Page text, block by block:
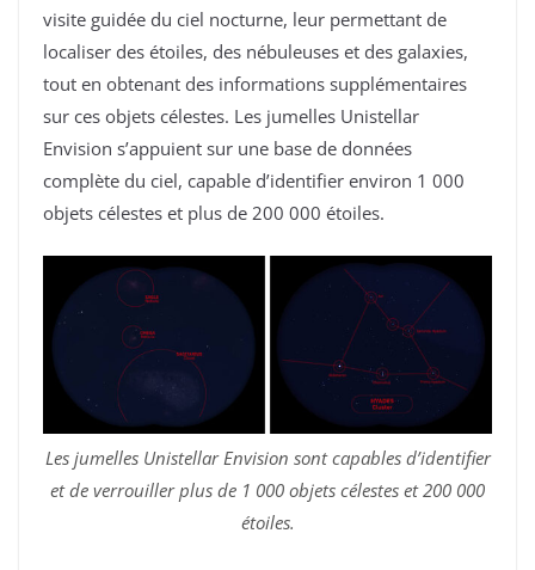
visite guidée du ciel nocturne, leur permettant de
localiser des étoiles, des nébuleuses et des galaxies,
tout en obtenant des informations supplémentaires
sur ces objets célestes. Les jumelles Unistellar
Envision s’appuient sur une base de données
complète du ciel, capable d’identifier environ 1 000
objets célestes et plus de 200 000 étoiles.
Les jumelles Unistellar Envision sont capables d’identifier
et de verrouiller plus de 1 000 objets célestes et 200 000
étoiles.